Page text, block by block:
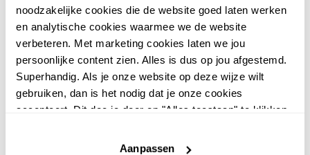
noodzakelijke cookies die de website goed laten werken
en analytische cookies waarmee we de website
verbeteren. Met marketing cookies laten we jou
persoonlijke content zien. Alles is dus op jou afgestemd.
Superhandig. Als je onze website op deze wijze wilt
gebruiken, dan is het nodig dat je onze cookies
accepteert. Dit doe je door op "Alles toestaan" te klikken.
website niet optimaal functioneert.
Aanpassen